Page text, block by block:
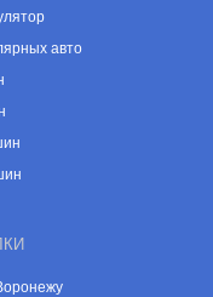
авто